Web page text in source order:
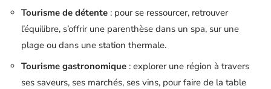
Tourisme de détente : pour se ressourcer, retrouver
l’équilibre, s’offrir une parenthèse dans un spa, sur une
plage ou dans une station thermale.
Tourisme gastronomique : explorer une région à travers
ses saveurs, ses marchés, ses vins, pour faire de la table